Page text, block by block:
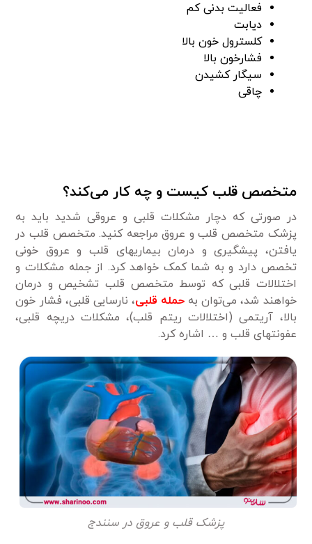
فعالیت بدنی کم
دیابت
کلسترول خون بالا
فشارخون بالا
سیگار کشیدن
چاقی
متخصص قلب کیست و چه کار می‌کند؟
در صورتی که دچار مشکلات قلبی و عروقی شدید باید به
پزشک متخصص قلب و عروق مراجعه کنید. متخصص قلب در
یافتن، پیشگیری و درمان بیماریهای قلب و عروق خونی
تخصص دارد و به شما کمک خواهد کرد. از جمله مشکلات و
اختلالات قلبی که توسط متخصص قلب تشخیص و درمان
خواهند شد، می‌توان به حمله قلبی، نارسایی قلبی، فشار خون
بالا، آریتمی (اختلالات ریتم قلب)، مشکلات دریچه قلبی،
عفونتهای قلب و … اشاره کرد.
پزشک قلب و عروق در سنندج